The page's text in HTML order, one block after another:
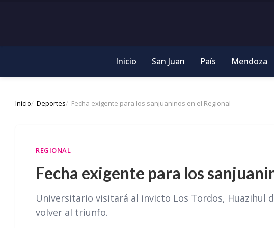
Inicio San Juan País Mendoza
Inicio Deportes Fecha exigente para los sanjuaninos en el Regional
REGIONAL
Fecha exigente para los
Universitario visitará al invicto Los Tordos, Huazihul
volver al triunfo.